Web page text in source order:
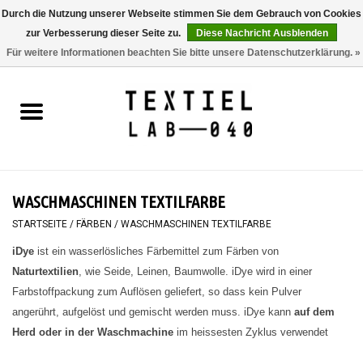
0 Artikel - €0,00
BÜCHER
TEXTIL
WORKSHOPS
WASCHMASCHINEN TEXTILFARBE
STARTSEITE / FÄRBEN / WASCHMASCHINEN TEXTILFARBE
iDye ist ein wasserlösliches Färbemittel zum Färben von
Naturtextilien , wie Seide, Leinen, Baumwolle. iDye wird in einer
Farbstoffpackung zum Auflösen geliefert, so dass kein Pulver
angerührt, aufgelöst und gemischt werden muss. iDye kann auf dem
Herd oder in der Waschmachine im heissesten Zyklus verwendet
Durch die Nutzung unserer Webseite stimmen Sie dem Gebrauch von Cookies
zur Verbesserung dieser Seite zu.
Diese Nachricht Ausblenden
Für weitere Informationen beachten Sie bitte unsere Datenschutzerklärung. »